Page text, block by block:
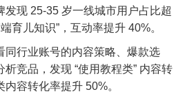
发现 25-35 岁一线城市用户占比超
育儿知识”，互动率提升 40%。
同行业账号的内容策略、爆款选
竞品，发现 “使用教程类” 内容转
容转化率提升 50%。